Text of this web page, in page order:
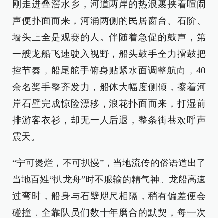
刚走进叠滘水乡，河道两岸的热浪裹挟着喧闹
声便扑面而来，河涌两侧的民居窗台、石阶、
墙头上全是观赛的人。伴随着急促的鼓声，第
一艘龙船飞速驶入视野，船头鼓手全力擂鼓把
控节奏，船尾舵手俯身贴紧水面调整航向，40
余名桨手整齐发力，船体大幅度侧倾，擦着河
岸石壁完成惊险漂移，浪花扑面而来，打湿前
排游客衣衫，却无一人后退，整条街巷欢呼声
震天。
“宁可煲烂，不可扒慢”，当地流传的俗语道出了
当地百姓“扒龙舟”时不服输的精气神。龙船高速
过弯时，船身与石壁咫尺相隔，稍有偏差便会
碰撞，全靠队员们数十年磨合的默契，每一次